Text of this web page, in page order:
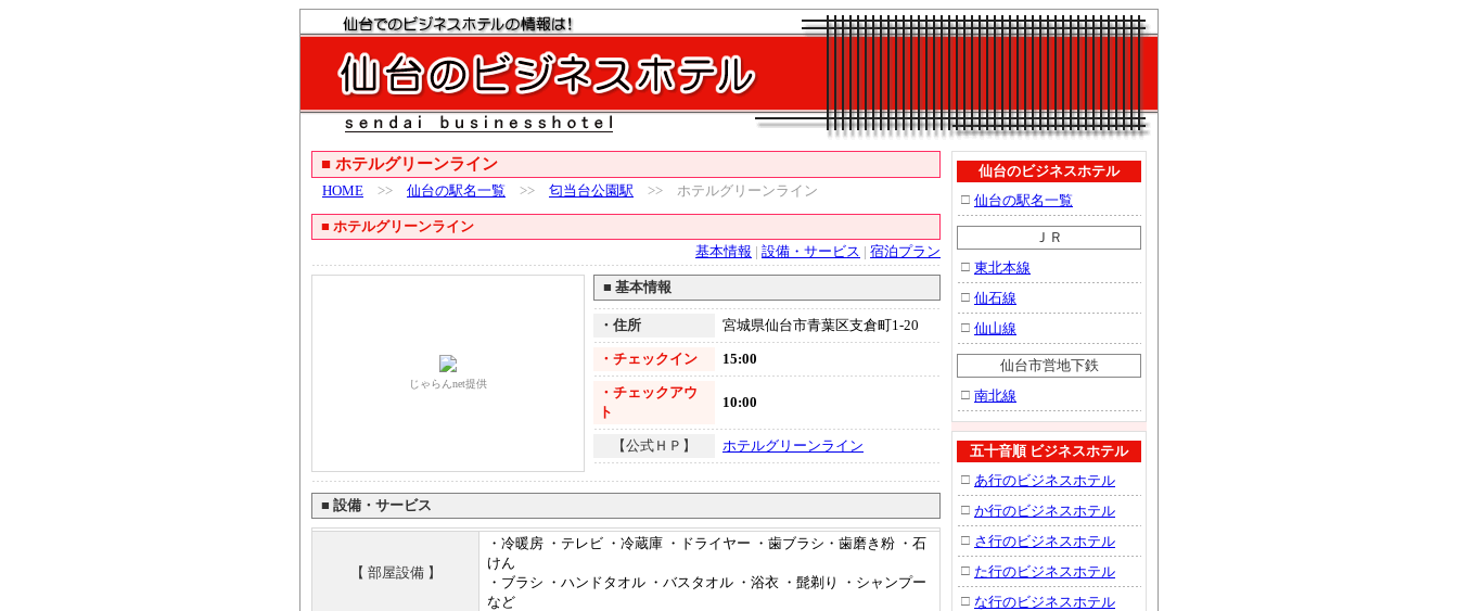
■ ホテルグリーンライン
HOME >> 仙台の駅名一覧 >> 匂当台公園駅 >> ホテルグリーンライン
■ ホテルグリーンライン
基本情報 | 設備・サービス | 宿泊プラン
じゃらんnet提供
■ 基本情報
・住所 宮城県仙台市青葉区支倉町1-20
・チェックイン 15:00
・チェックアウ
ト
10:00
【公式ＨＰ】 ホテルグリーンライン
■ 設備・サービス
【 部屋設備 】
・冷暖房 ・テレビ ・冷蔵庫 ・ドライヤー ・歯ブラシ・歯磨き粉 ・石
けん
・ブラシ ・ハンドタオル ・バスタオル ・浴衣 ・髭剃り ・シャンプー
など
仙台のビジネスホテル
□ 仙台の駅名一覧
ＪＲ
□ 東北本線
□ 仙石線
□ 仙山線
仙台市営地下鉄
□ 南北線
五十音順 ビジネスホテル
□ あ行のビジネスホテル
□ か行のビジネスホテル
□ さ行のビジネスホテル
□ た行のビジネスホテル
□ な行のビジネスホテル